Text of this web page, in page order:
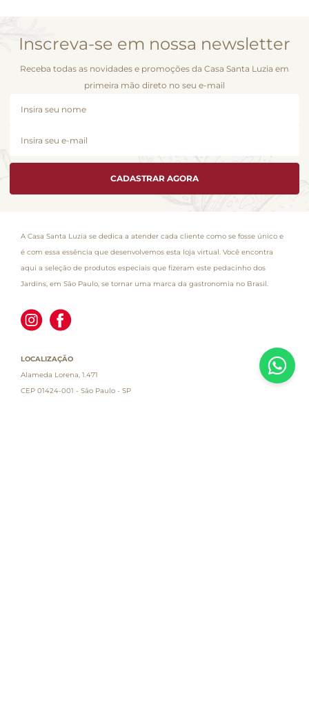
Inscreva-se em nossa newsletter
Receba todas as novidades e promoções da Casa Santa Luzia em
primeira mão direto no seu e-mail
CADASTRAR AGORA
A Casa Santa Luzia se dedica a atender cada cliente como se fosse único e
é com essa essência que desenvolvemos esta loja virtual. Você encontra
aqui a seleção de produtos especiais que fizeram este pedacinho dos
Jardins, em São Paulo, se tornar uma marca da gastronomia no Brasil.
LOCALIZAÇÃO
Alameda Lorena, 1.471
CEP 01424-001 - São Paulo - SP